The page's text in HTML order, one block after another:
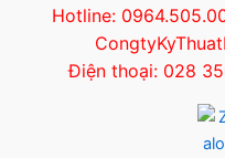
Hotline:
Điện thoại: 028